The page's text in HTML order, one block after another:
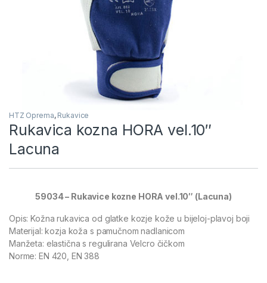
HTZ Oprema, Rukavice
Rukavica kozna HORA vel.10″
Lacuna
59034 – Rukavice kozne HORA vel.10″ (Lacuna)
Opis: Kožna rukavica od glatke kozje kože u bijeloj-plavoj boji
Materijal: kozja koža s pamučnom nadlanicom
Manžeta: elastična s regulirana Velcro čičkom
Norme: EN 420, EN 388